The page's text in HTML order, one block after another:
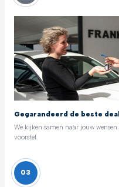
Gegarandeerd de beste
We kijken samen naar jouw
voorstel.
03